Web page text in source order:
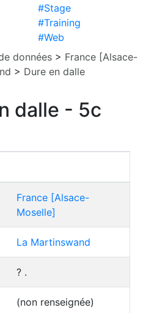
#Stage
#Training
#Web
données > France [Alsace-
> Dure en dalle
dalle - 5c
France [Alsace-
Moselle]
La Martinswand
? .
(non renseignée)